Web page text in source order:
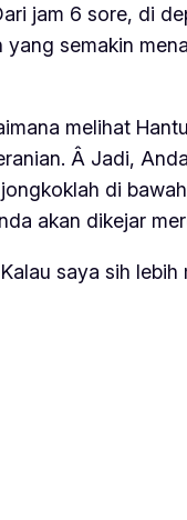
jam 6 sore, di
semakin
melihat
Â Jadi,
di
akan dikejar
saya sih lebih